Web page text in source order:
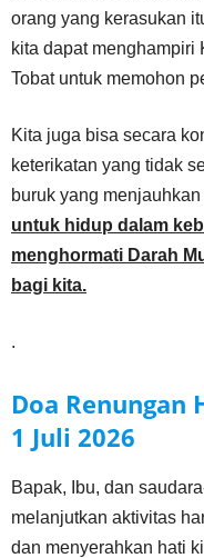
orang yang kerasukan
kita dapat menghampiri
Tobat untuk memohon
Kita juga bisa secara
keterikatan yang tidak
buruk yang
untuk hidup dalam
menghormati Darah
bagi kita.
.
Doa Renungan
1 Juli 2026
Bapak, Ibu, dan
melanjutkan aktivitas
dan menyerahkan hati